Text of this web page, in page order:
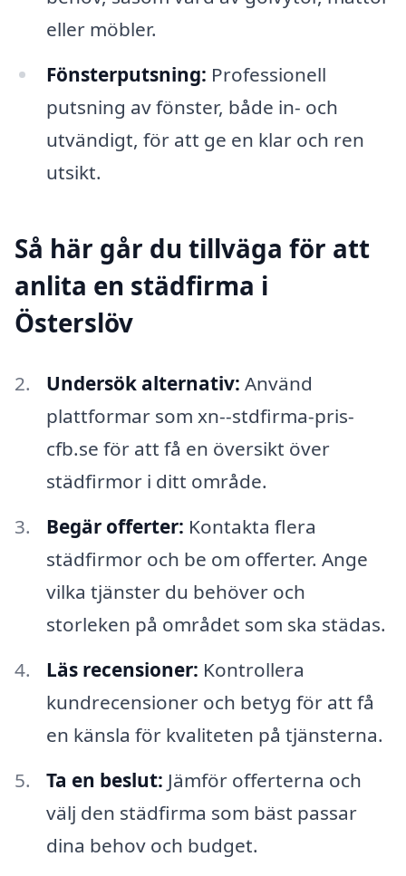
eller möbler.
Fönsterputsning: Professionell
putsning av fönster, både in- och
utvändigt, för att ge en klar och ren
utsikt.
Så här går du tillväga för att
anlita en städfirma i
Österslöv
Undersök alternativ: Använd
plattformar som xn--stdfirma-pris-
cfb.se för att få en översikt över
städfirmor i ditt område.
Begär offerter: Kontakta flera
städfirmor och be om offerter. Ange
vilka tjänster du behöver och
storleken på området som ska städas.
Läs recensioner: Kontrollera
kundrecensioner och betyg för att få
en känsla för kvaliteten på tjänsterna.
Ta en beslut: Jämför offerterna och
välj den städfirma som bäst passar
dina behov och budget.